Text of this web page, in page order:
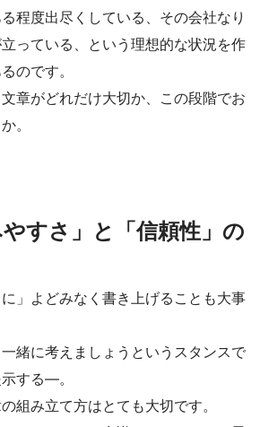
程度出尽くしている、その会社なり
っている、という理想的な状況を作
のです。
章がどれだけ大切か、この段階でお
。
すさ」と「信頼性」の
」よどみなく書き上げることも大事
緒に考えましょうというスタンスで
する―。
組み立て方はとても大切です。